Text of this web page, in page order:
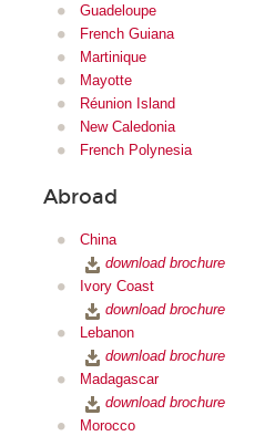
Guadeloupe
French Guiana
Martinique
Mayotte
Réunion Island
New Caledonia
French Polynesia
Abroad
China
download brochure
Ivory Coast
download brochure
Lebanon
download brochure
Madagascar
download brochure
Morocco